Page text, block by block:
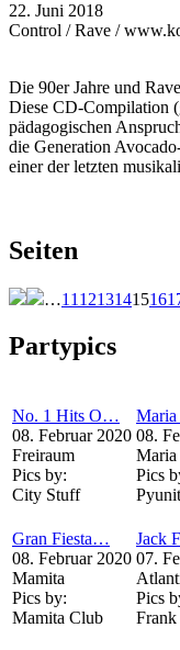
22. Juni 2018
Control / Rave /
Die 90er Jahre und
Diese CD-Compilation
pädagogischen
die Generation
einer der letzten
Seiten
…11 1213141516
Partypics
No. 1 Hits O…
08. Februar 2020
Freiraum
Pics by:
City Stuff
08.
Maria
Pics
Gran Fiesta…
08. Februar 2020
Mamita
Pics by:
Mamita Club
Jack
07.
Pics
Frank